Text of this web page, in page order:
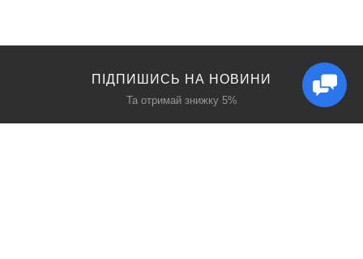
ПІДПИШИСЬ НА НОВИНИ
Та отримай знижку 5%